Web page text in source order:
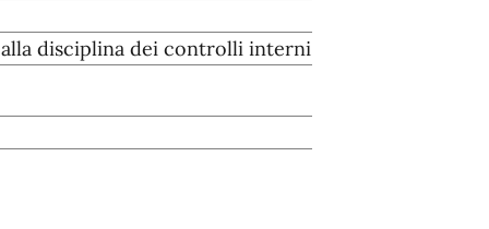
disciplina dei controlli interni